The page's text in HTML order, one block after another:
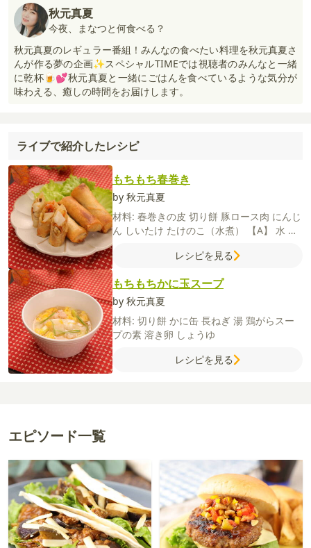
秋元真夏
今夜、まなつと何食べる？
秋元真夏のレギュラー番組！みんなの食べたい料理を秋元真夏さ
んが作る夢の企画✨スペシャルTIMEでは視聴者のみんなと一緒
に乾杯🍺💕秋元真夏と一緒にごはんを食べているような気分が
味わえる、癒しの時間をお届けします。
ライブで紹介したレシピ
もちもち春巻き
by 秋元真夏
材料: 春巻きの皮 切り餅 豚ロース肉 にんじ
ん しいたけ たけのこ（水煮） 【A】 水 鶏
水薄力粉
レシピを見る
もちもちかに玉スープ
by 秋元真夏
材料: 切り餅 かに缶 長ねぎ 湯 鶏がらスー
プの素 溶き卵 しょうゆ
レシピを見る
エピソード一覧